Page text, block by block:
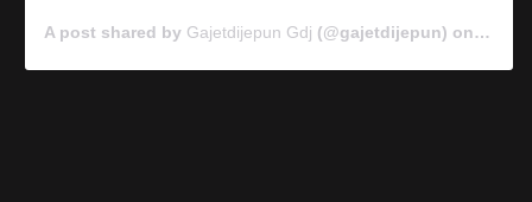
A post shared by Gajetdijepun Gdj (@gajetdijepun) on Jan 7,